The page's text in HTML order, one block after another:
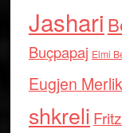
Jashari
Buçpapaj Elmi
Eugjen
shkreli